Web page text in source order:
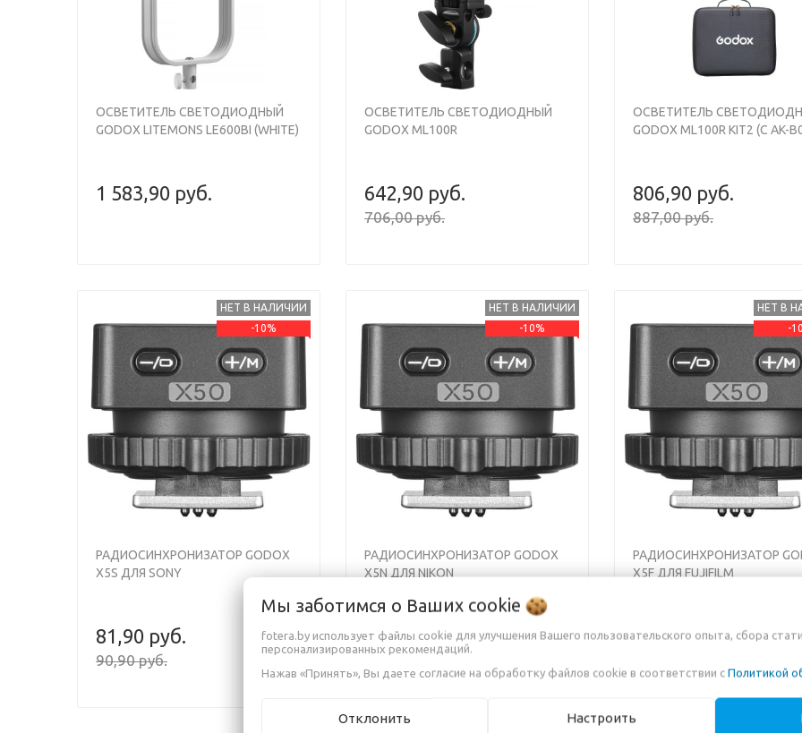
ОСВЕТИТЕЛЬ СВЕТОДИОДНЫЙ
GODOX LITEMONS LE600BI (WHITE)
1 583,90 руб.
ОСВЕТИТЕЛЬ СВЕТОДИОДНЫЙ
GODOX ML100R
642,90 руб.
706,00 руб.
ОСВЕТИТЕЛЬ
GODOX ML100R KIT2 (С AK-
806,90 руб.
887,00 руб.
Previous Next
НЕТ В НАЛИЧИИ
-10%
РАДИОСИНХРОНИЗАТОР GODOX
X5S ДЛЯ SONY
81,90 руб.
90,90 руб.
Previous Next
НЕТ В НАЛИЧИИ
-10%
РАДИОСИНХРОНИЗАТОР GODOX
X5N ДЛЯ NIKON
64,90 руб.
71,90 руб.
Previous
НЕТ В
-
РАДИОСИНХРОНИЗАТОР
X5F ДЛЯ FUJIFILM
64,90 руб.
Мы заботимся о Ваших cookie
fotera.by использует файлы cookie для улучшения Вашего пользовательского опыта, сбора
персонализированных рекомендаций.
Нажав «Принять», Вы даете согласие на обработку файлов cookie в соответствии с Политикой
Отклонить Настроить